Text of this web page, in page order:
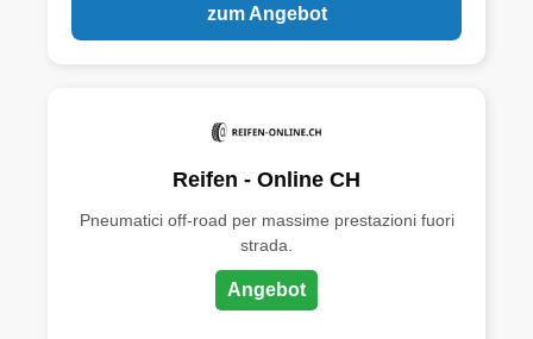
zum Angebot
Reifen - Online CH
Pneumatici off-road per massime prestazioni fuori
strada.
Angebot